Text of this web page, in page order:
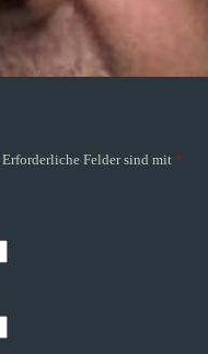
Erforderliche Felder sind mit *